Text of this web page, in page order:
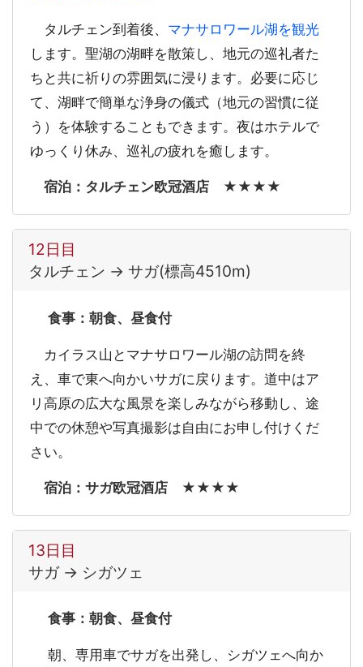
タルチェン到着後、 マナサロワール湖を観光
します。聖湖の湖畔を散策し、地元の巡礼者た
ちと共に祈りの雰囲気に浸ります。必要に応じ
て、湖畔で簡単な浄身の儀式（地元の習慣に従
う）を体験することもできます。夜はホテルで
ゆっくり休み、巡礼の疲れを癒します。
宿泊：タルチェン欧冠酒店 ★★★★
12日目
タルチェン → サガ(標高4510m)
食事：朝食、昼食付
カイラス山とマナサロワール湖の訪問を終
え、車で東へ向かいサガに戻ります。道中はア
リ高原の広大な風景を楽しみながら移動し、途
中での休憩や写真撮影は自由にお申し付けくだ
さい。
宿泊：サガ欧冠酒店 ★★★★
13日目
サガ → シガツェ
食事：朝食、昼食付
朝、専用車でサガを出発し、シガツェへ向か